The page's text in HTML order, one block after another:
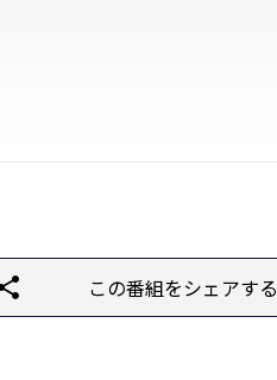
この番組をシェアする